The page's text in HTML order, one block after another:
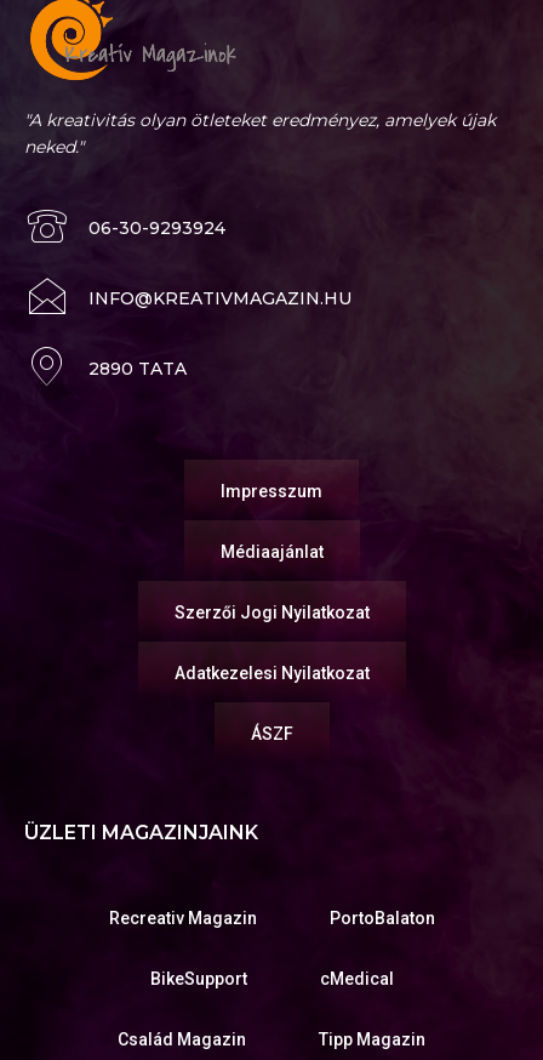
"A kreativitás olyan ötleteket eredményez, amelyek újak
neked."
06-30-9293924
INFO@KREATIVMAGAZIN.HU
2890 TATA
Impresszum
Médiaajánlat
Szerzői Jogi Nyilatkozat
Adatkezelesi Nyilatkozat
ÁSZF
ÜZLETI MAGAZINJAINK
Recreativ Magazin PortoBalaton
BikeSupport cMedical
Család Magazin Tipp Magazin